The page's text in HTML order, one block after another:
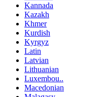
Kannada
Kazakh
Khmer
Kurdish
Kyrgyz
Latin
Latvian
Lithuanian
Luxembou..
Macedonian